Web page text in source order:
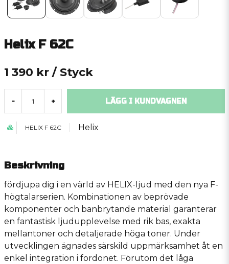
Helix F 62C
1 390 kr / Styck
- + LÄGG I KUNDVAGNEN
HELIX F 62C Helix
Beskrivning
fördjupa dig i en värld av HELIX-ljud med den nya F-
högtalarserien. Kombinationen av beprövade
komponenter och banbrytande material garanterar
en fantastisk ljudupplevelse med rik bas, exakta
mellantoner och detaljerade höga toner. Under
utvecklingen ägnades särskild uppmärksamhet åt en
enkel integration i fordonet. Förutom det låga